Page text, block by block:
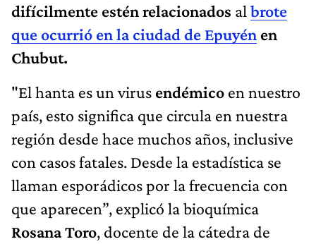
difícilmente estén relacionados al brote
que ocurrió en la ciudad de Epuyén en
Chubut.
"El hanta es un virus endémico en nuestro
país, esto significa que circula en nuestra
región desde hace muchos años, inclusive
con casos fatales. Desde la estadística se
llaman esporádicos por la frecuencia con
que aparecen”, explicó la bioquímica
Rosana Toro, docente de la cátedra de